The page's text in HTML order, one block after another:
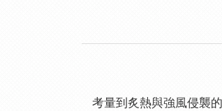
考量到炙熱與強風侵襲